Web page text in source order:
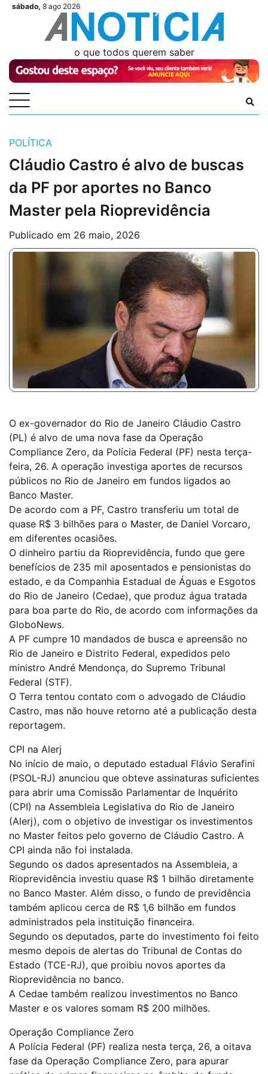
Skipsábado, 8 ago 2026
Videos
Videos
Podcasts
Podcasts
Author
Author
LoginLogin
o que todos querem saber
POLÍTICA
Cláudio Castro é alvo de buscas
da PF por aportes no Banco
Master pela Rioprevidência
Publicado em 26 maio, 2026
O ex-governador do Rio de Janeiro Cláudio Castro
(PL) é alvo de uma nova fase da Operação
Compliance Zero, da Polícia Federal (PF) nesta terça-
feira, 26. A operação investiga aportes de recursos
públicos no Rio de Janeiro em fundos ligados ao
Banco Master.
De acordo com a PF, Castro transferiu um total de
quase R$ 3 bilhões para o Master, de Daniel Vorcaro,
em diferentes ocasiões.
O dinheiro partiu da Rioprevidência, fundo que gere
benefícios de 235 mil aposentados e pensionistas do
estado, e da Companhia Estadual de Águas e Esgotos
do Rio de Janeiro (Cedae), que produz água tratada
para boa parte do Rio, de acordo com informações da
GloboNews.
A PF cumpre 10 mandados de busca e apreensão no
Rio de Janeiro e Distrito Federal, expedidos pelo
ministro André Mendonça, do Supremo Tribunal
Federal (STF).
O Terra tentou contato com o advogado de Cláudio
Castro, mas não houve retorno até a publicação desta
reportagem.
CPI na Alerj
No início de maio, o deputado estadual Flávio Serafini
(PSOL-RJ) anunciou que obteve assinaturas suficientes
para abrir uma Comissão Parlamentar de Inquérito
(CPI) na Assembleia Legislativa do Rio de Janeiro
(Alerj), com o objetivo de investigar os investimentos
no Master feitos pelo governo de Cláudio Castro. A
CPI ainda não foi instalada.
Segundo os dados apresentados na Assembleia, a
Rioprevidência investiu quase R$ 1 bilhão diretamente
no Banco Master. Além disso, o fundo de previdência
também aplicou cerca de R$ 1,6 bilhão em fundos
administrados pela instituição financeira.
Segundo os deputados, parte do investimento foi feito
mesmo depois de alertas do Tribunal de Contas do
Estado (TCE-RJ), que proibiu novos aportes da
Rioprevidência no banco.
A Cedae também realizou investimentos no Banco
Master e os valores somam R$ 200 milhões.
Operação Compliance Zero
A Polícia Federal (PF) realiza nesta terça, 26, a oitava
fase da Operação Compliance Zero, para apurar